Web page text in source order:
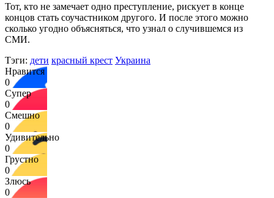
Тот, кто не замечает одно преступление, рискует в конце
концов стать соучастником другого. И после этого можно
сколько угодно объясняться, что узнал о случившемся из
СМИ.
Тэги: дети красный крест Украина
Нравится
0
Супер
0
Смешно
0
Удивительно
0
Грустно
0
Злюсь
0